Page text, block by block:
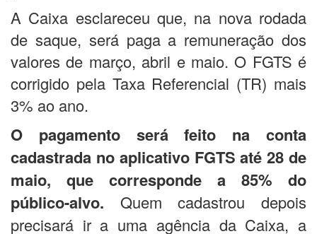
A Caixa esclareceu que, na nova rodada
de saque, será paga a remuneração dos
valores de março, abril e maio. O FGTS é
corrigido pela Taxa Referencial (TR) mais
3% ao ano.
O pagamento será feito na conta
cadastrada no aplicativo FGTS até 28 de
maio, que corresponde a 85% do
público-alvo. Quem cadastrou depois
precisará ir a uma agência da Caixa, a